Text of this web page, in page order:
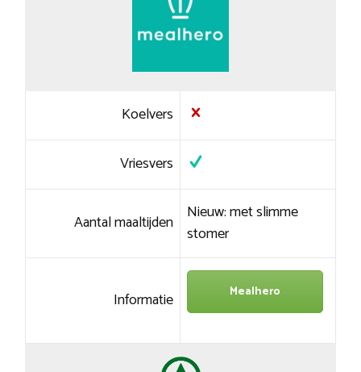
Koelvers
Vriesvers
Aantal maaltijden Nieuw: met slimme
stomer
Informatie Mealhero